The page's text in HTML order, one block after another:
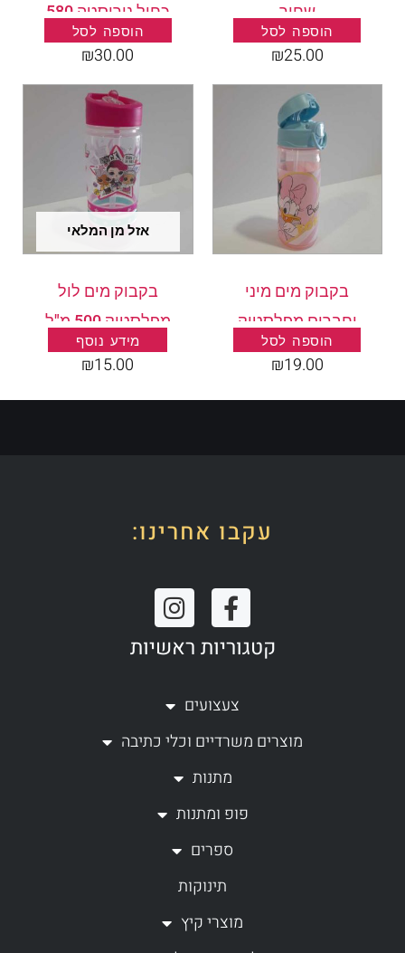
שחור
הוספה לסל
₪25.00
כחול נירוסטה 580
מ"ל
הוספה לסל
₪30.00
בקבוק מים מיני
וחברים מפלסטיק
500 מ"ל
הוספה לסל
₪19.00
אזל מן המלאי
בקבוק מים לול
מפלסטיק 500 מ"ל
מידע נוסף
₪15.00
עקבו אחרינו:
F
a
c
b
o
o
k
f
I
n
s
a
r
a
קטגוריות ראשיות
צעצועים
מוצרים משרדיים וכלי כתיבה
מתנות
פופ ומתנות
ספרים
תינוקות
מוצרי קיץ